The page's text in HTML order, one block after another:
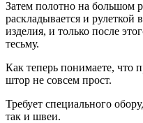
Затем полотно на большом
раскладывается и рулеткой
изделия, и только после
тесьму.
Как теперь понимаете, что
штор не совсем прост.
Требует специального
так и швеи.